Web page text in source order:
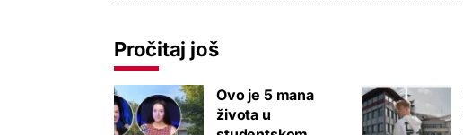
Pročitaj još
Ovo je 5 mana
života u